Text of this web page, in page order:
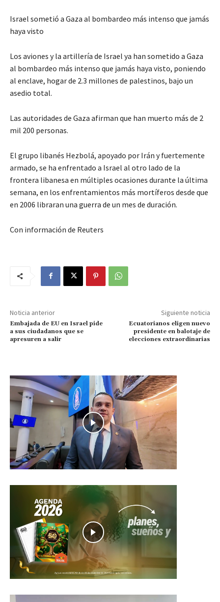
Israel sometió a Gaza al bombardeo más intenso que jamás
haya visto
Los aviones y la artillería de Israel ya han sometido a Gaza
al bombardeo más intenso que jamás haya visto, poniendo
al enclave, hogar de 2.3 millones de palestinos, bajo un
asedio total.
Las autoridades de Gaza afirman que han muerto más de 2
mil 200 personas.
El grupo libanés Hezbolá, apoyado por Irán y fuertemente
armado, se ha enfrentado a Israel al otro lado de la
frontera libanesa en múltiples ocasiones durante la última
semana, en los enfrentamientos más mortíferos desde que
en 2006 libraran una guerra de un mes de duración.
Con información de Reuters
Noticia anterior
Embajada de EU en Israel pide
a sus ciudadanos que se
apresuren a salir
Siguiente noticia
Ecuatorianos eligen nuevo
presidente en balotaje de
elecciones extraordinarias